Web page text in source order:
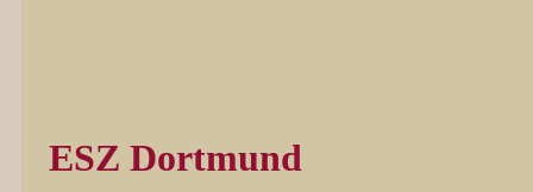
ESZ Dortmund